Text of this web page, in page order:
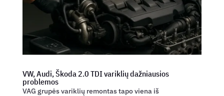
VW, Audi, Škoda 2.0 TDI variklių dažniausios
problemos
VAG grupės variklių remontas tapo viena iš